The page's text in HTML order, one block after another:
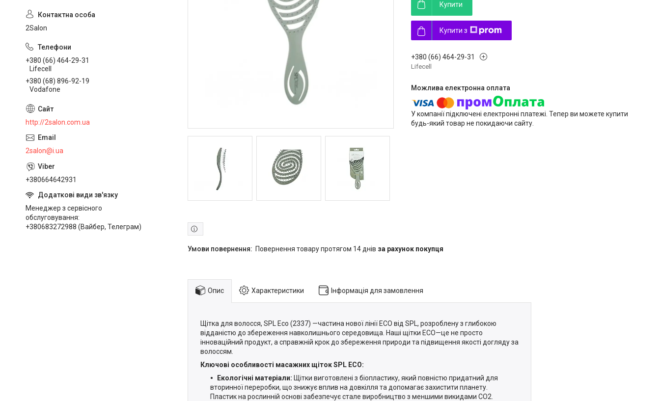
Купити
Купити з
+380 (66) 464-29-31
Lifecell
У компанії підключені електронні платежі. Тепер ви можете купити
будь-який товар не покидаючи сайту.
повернення товару протягом 14 днів за рахунок покупця
Опис Характеристики Інформація для замовлення
Щітка для волосся, SPL Eco (2337) —частина нової лінії ECO від SPL, розроблену з глибокою
відданістю до збереження навколишнього середовища. Наші щітки ECO—це не просто
інноваційний продукт, а справжній крок до збереження природи та підвищення якості догляду за
волоссям.
Ключові особливості масажних щіток SPL ECO:
Екологічні матеріали: Щітки виготовлені з біопластику, який повністю придатний для
вторинної переробки, що знижує вплив на довкілля та допомагає захистити планету.
Пластик на рослинній основі забезпечує стале виробництво з меншими викидами CO2.
2Salon
+380 (66) 464-29-31
Lifecell
+380 (68) 896-92-19
Vodafone
http://2salon.com.ua
2salon@i.ua
+380664642931
Менеджер з сервісного
обслуговування
+380683272988 (Вайбер, Телеграм)